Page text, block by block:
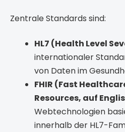
Zentrale Standards sind:
HL7 (Health Level
internationaler
von Daten im
FHIR (Fast
Resources, auf
Webtechnologien
innerhalb der HL7-